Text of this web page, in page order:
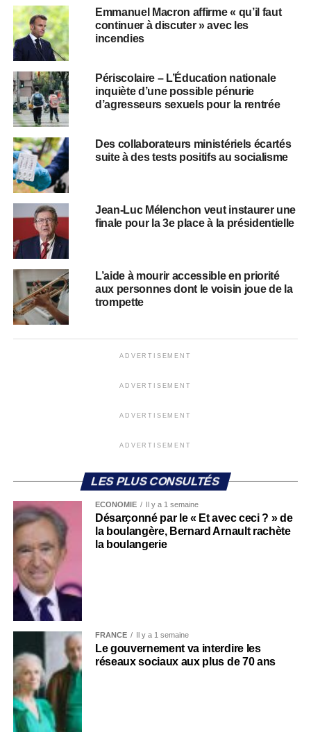
Emmanuel Macron affirme « qu’il faut
continuer à discuter » avec les
incendies
Périscolaire – L’Éducation nationale
inquiète d’une possible pénurie
d’agresseurs sexuels pour la rentrée
Des collaborateurs ministériels écartés
suite à des tests positifs au socialisme
Jean-Luc Mélenchon veut instaurer une
finale pour la 3e place à la présidentielle
L’aide à mourir accessible en priorité
aux personnes dont le voisin joue de la
trompette
ADVERTISEMENT
ADVERTISEMENT
ADVERTISEMENT
ADVERTISEMENT
LES PLUS CONSULTÉS
ECONOMIE Il y a 1 semaine
Désarçonné par le « Et avec ceci ? » de
la boulangère, Bernard Arnault rachète
la boulangerie
FRANCE Il y a 1 semaine
Le gouvernement va interdire les
réseaux sociaux aux plus de 70 ans